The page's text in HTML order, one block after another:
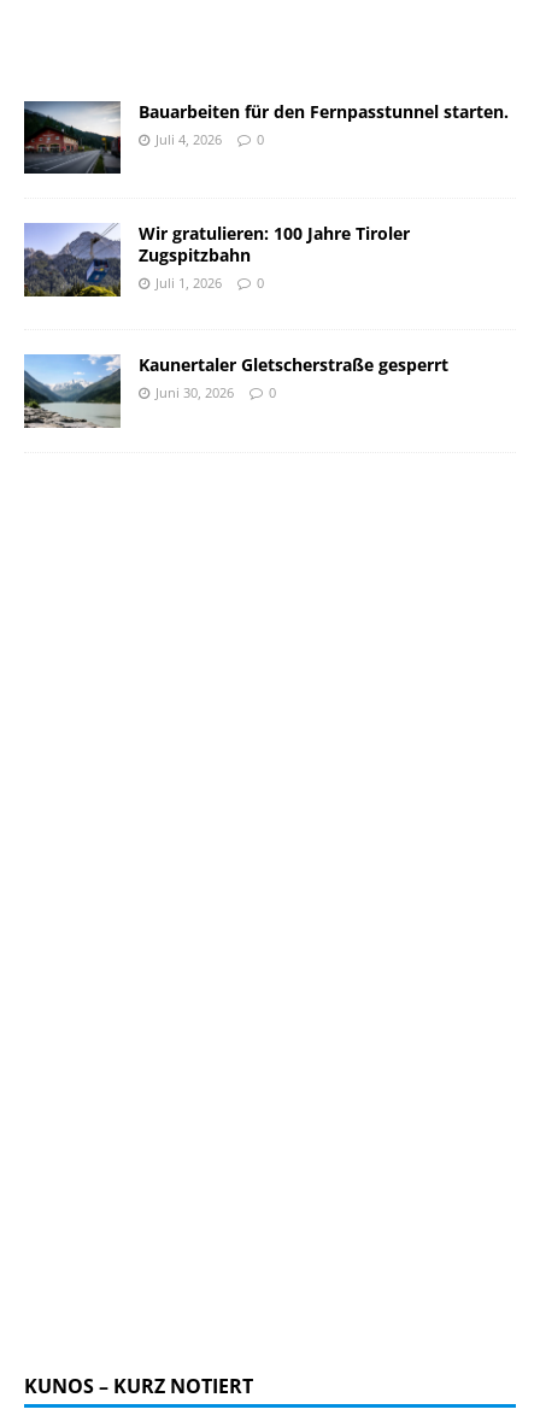
Bauarbeiten für den Fernpasstunnel starten.
Juli 4, 2026 0
Wir gratulieren: 100 Jahre Tiroler
Zugspitzbahn
Juli 1, 2026 0
Kaunertaler Gletscherstraße gesperrt
Juni 30, 2026 0
KUNOS – KURZ NOTIERT